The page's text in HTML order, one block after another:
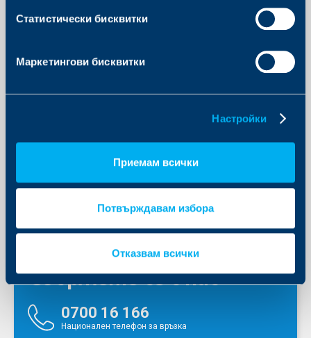
Статистически бисквитки
Маркетингови бисквитки
Настройки
Приемам всички
Потвърждавам избора
Отказвам всички
Свържете се с нас
0700 16 166
Национален телефон за връзка